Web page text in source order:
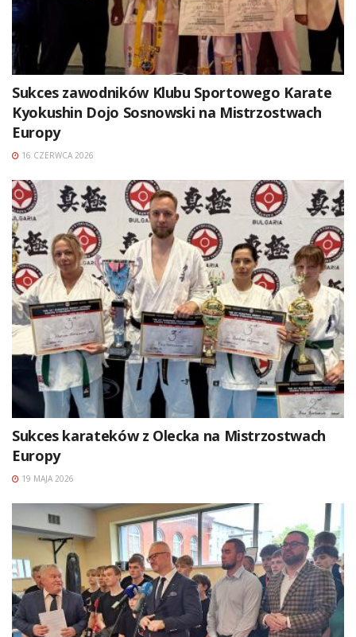
Sukces zawodników Klubu Sportowego Karate
Kyokushin Dojo Sosnowski na Mistrzostwach
Europy
16 CZERWCA 2026
Sukces karateków z Olecka na Mistrzostwach
Europy
19 MAJA 2026